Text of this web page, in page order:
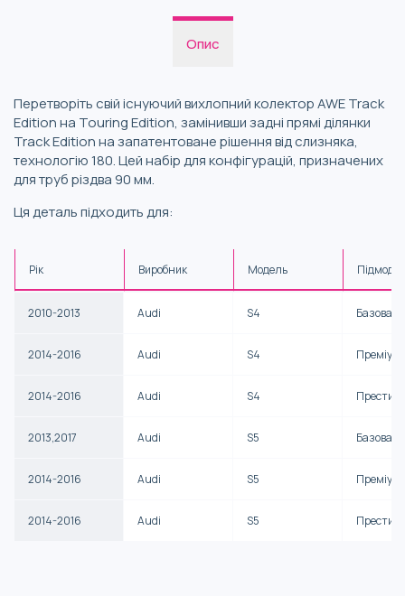
Опис
Перетворіть свій існуючий вихлопний колектор AWE Track
Edition на Touring Edition, замінивши задні прямі ділянки
Track Edition на запатентоване рішення від слизняка,
технологію 180. Цей набір для конфігурацій, призначених
для труб різдва 90 мм.
Ця деталь підходить для:
Рік Виробник Модель
2010-2013 Audi S4 Базова
2014-2016 Audi S4
2014-2016 Audi S4 Престиж
2013,2017 Audi S5 Базова
2014-2016 Audi S5
2014-2016 Audi S5 Престиж